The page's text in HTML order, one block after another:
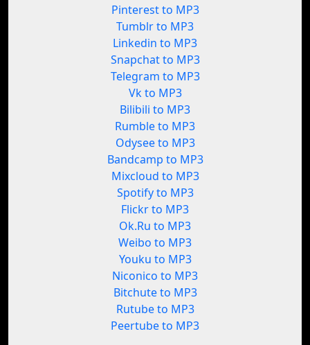
Pinterest to MP3
Tumblr to MP3
Linkedin to MP3
Snapchat to MP3
Telegram to MP3
Vk to MP3
Bilibili to MP3
Rumble to MP3
Odysee to MP3
Bandcamp to MP3
Mixcloud to MP3
Spotify to MP3
Flickr to MP3
Ok.Ru to MP3
Weibo to MP3
Youku to MP3
Niconico to MP3
Bitchute to MP3
Rutube to MP3
Peertube to MP3